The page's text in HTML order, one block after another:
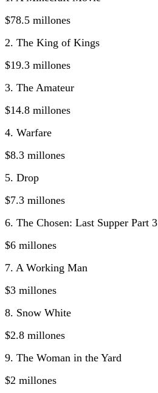
$78.5 millones
2. The King of Kings
$19.3 millones
3. The Amateur
$14.8 millones
4. Warfare
$8.3 millones
5. Drop
$7.3 millones
6. The Chosen: Last Supper Part 3
$6 millones
7. A Working Man
$3 millones
8. Snow White
$2.8 millones
9. The Woman in the Yard
$2 millones